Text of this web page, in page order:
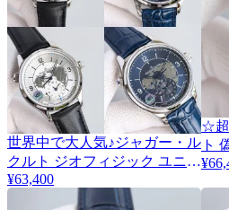
2
世界中で大人気♪ジャガー・ル
クルト ジオフィジック ユニバ
ーサルタイ コピー 42mm 2色
¥63,400
☆超
ト
ーク